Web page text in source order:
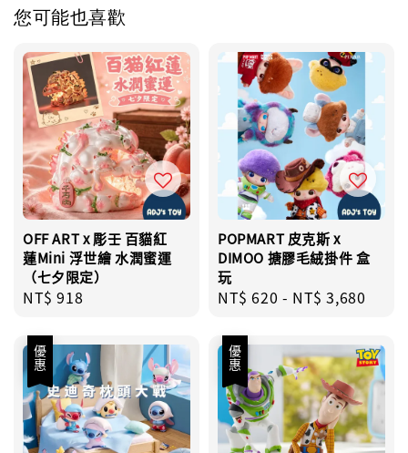
您可能也喜歡
OFF ART x 彫壬 百貓紅
蓮Mini 浮世繪 水潤蜜運
（七夕限定）
Regular
NT$ 918
POPMART 皮克斯 x
DIMOO 搪膠毛絨掛件 盒
玩
Regular
NT$ 620 - NT$ 3,680
優惠 優惠